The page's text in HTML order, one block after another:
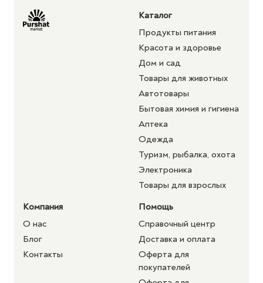
Каталог
Продукты питания
Красота и здоровье
Дом и сад
Товары для животных
Автотовары
Бытовая химия и гигиена
Аптека
Одежда
Туризм, рыбалка, охота
Электроника
Товары для взрослых
Компания
О нас
Блог
Контакты
Помощь
Справочный центр
Доставка и оплата
Оферта для
покупателей